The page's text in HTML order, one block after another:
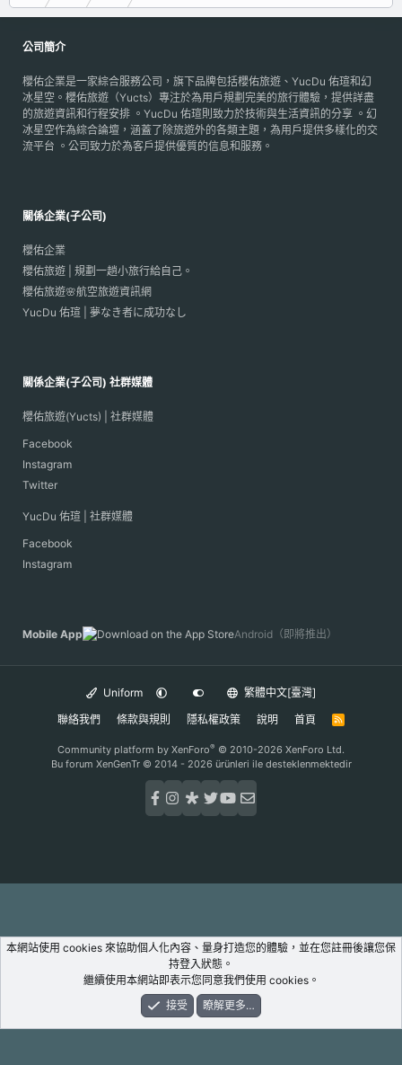
公司簡介
櫻佑企業是一家綜合服務公司，旗下品牌包括櫻佑旅遊、YucDu 佑瑄和幻
冰星空。櫻佑旅遊（Yucts）專注於為用戶規劃完美的旅行體驗，提供詳盡
的旅遊資訊和行程安排 。YucDu 佑瑄則致力於技術與生活資訊的分享 。幻
冰星空作為綜合論壇，涵蓋了除旅遊外的各類主題，為用戶提供多樣化的交
流平台 。公司致力於為客戶提供優質的信息和服務。
關係企業(子公司)
櫻佑企業
櫻佑旅遊 | 規劃一趟小旅行給自己。
櫻佑旅遊🌸航空旅遊資訊網
YucDu 佑瑄 | 夢なき者に成功なし
關係企業(子公司) 社群媒體
櫻佑旅遊(Yucts) | 社群媒體
Facebook
Instagram
Twitter
YucDu 佑瑄 | 社群媒體
Facebook
Instagram
Mobile App Android（即將推出）
Uniform
繁體中文[臺灣]
聯絡我們
條款與規則 隱私權政策 說明 首頁
R
Community platform by XenForo® © 2010-2026 XenForo Ltd.
Bu forum XenGenTr © 2014 - 2026 ürünleri ile desteklenmektedir
登入
本網站使用 cookies 來協助個人化內容、量身打造您的體驗，並在您註冊後讓您保
持登入狀態。
繼續使用本網站即表示您同意我們使用 cookies。
接受
瞭解更多…